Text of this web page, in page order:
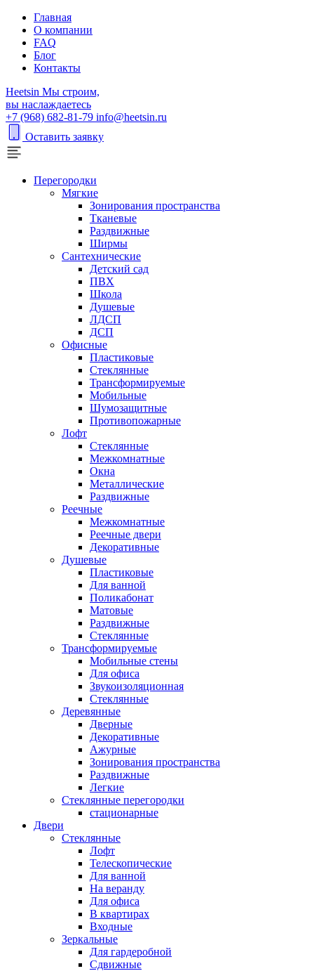
Главная
О компании
FAQ
Блог
Контакты
Heetsin Мы строим,
вы наслаждаетесь
+7 (968) 682-81-79 info@heetsin.ru
Оставить заявку
Перегородки
Мягкие
Зонирования пространства
Тканевые
Раздвижные
Ширмы
Сантехнические
Детский сад
ПВХ
Школа
Душевые
ЛДСП
ДСП
Офисные
Пластиковые
Стеклянные
Трансформируемые
Мобильные
Шумозащитные
Противопожарные
Лофт
Стеклянные
Межкомнатные
Окна
Металлические
Раздвижные
Реечные
Межкомнатные
Реечные двери
Декоративные
Душевые
Пластиковые
Для ванной
Поликабонат
Матовые
Раздвижные
Стеклянные
Трансформируемые
Мобильные стены
Для офиса
Звукоизоляционная
Стеклянные
Деревянные
Дверные
Декоративные
Ажурные
Зонирования пространства
Раздвижные
Легкие
Стеклянные перегородки
стационарные
Двери
Стеклянные
Лофт
Телескопические
Для ванной
На веранду
Для офиса
В квартирах
Входные
Зеркальные
Для гардеробной
Сдвижные